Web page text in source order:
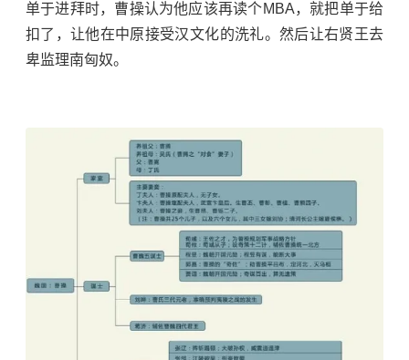
单于进拜时，曹操认为他应该再读个MBA，就把单于给
扣了，让他在中原接受汉文化的洗礼。然后让右贤王去
卑监理南匈奴。